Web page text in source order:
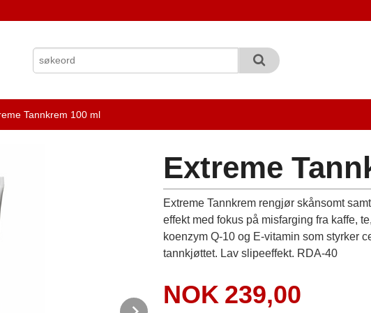
Tannkrem 100 ml
Next
Extreme
Extreme Tannkrem rengjør skånsomt
effekt med fokus på misfarging fra kaffe,
koenzym Q-10 og E-vitamin som styrker
tannkjøttet. Lav slipeeffekt. RDA-40
Pris
NOK 239,00